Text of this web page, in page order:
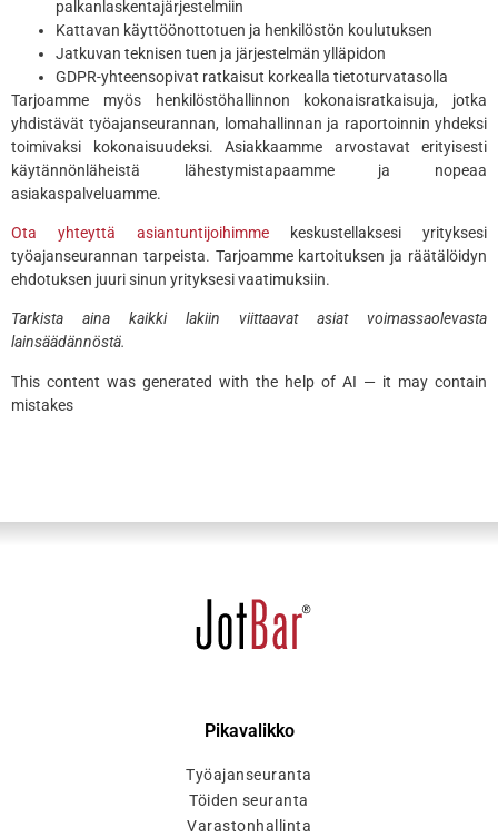
palkanlaskentajärjestelmiin
Kattavan käyttöönottotuen ja henkilöstön koulutuksen
Jatkuvan teknisen tuen ja järjestelmän ylläpidon
GDPR-yhteensopivat ratkaisut korkealla tietoturvatasolla
Tarjoamme myös henkilöstöhallinnon kokonaisratkaisuja, jotka
yhdistävät työajanseurannan, lomahallinnan ja raportoinnin yhdeksi
toimivaksi kokonaisuudeksi. Asiakkaamme arvostavat erityisesti
käytännönläheistä lähestymistapaamme ja nopeaa
asiakaspalveluamme.
Ota yhteyttä asiantuntijoihimme keskustellaksesi yrityksesi
työajanseurannan tarpeista. Tarjoamme kartoituksen ja räätälöidyn
ehdotuksen juuri sinun yrityksesi vaatimuksiin.
Tarkista aina kaikki lakiin viittaavat asiat voimassaolevasta
lainsäädännöstä.
This content was generated with the help of AI — it may contain
mistakes
Pikavalikko
Työajanseuranta
Töiden seuranta
Varastonhallinta